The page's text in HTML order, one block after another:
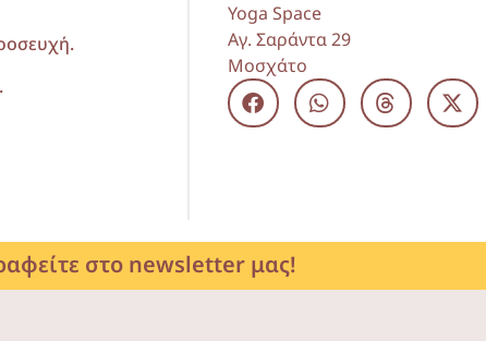
Yoga Space
Αγ. Σαράντα 29
Μοσχάτο
στο newsletter μας!